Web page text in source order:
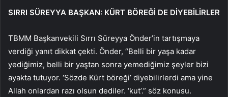
SIRRI SÜREYYA BAŞKAN: KÜRT BÖREĞİ DE DİYEBİLİRLER
TBMM Başkanvekili Sırrı Süreyya Önder’in tartışmaya
verdiği yanıt dikkat çekti. Önder, “Belli bir yaşa kadar
yediğimiz, belli bir yaştan sonra yemediğimiz şeyler bizi
ayakta tutuyor. ‘Sözde Kürt böreği’ diyebilirlerdi ama yine
Allah onlardan razı olsun dediler. ‘kut’.” söz konusu.